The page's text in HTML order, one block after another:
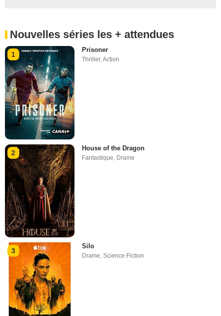
Nouvelles séries les + attendues
1
Prisoner
Thriller,Action
2
House of the Dragon
Fantastique Drame
3
Silo
Drame,Science Fiction